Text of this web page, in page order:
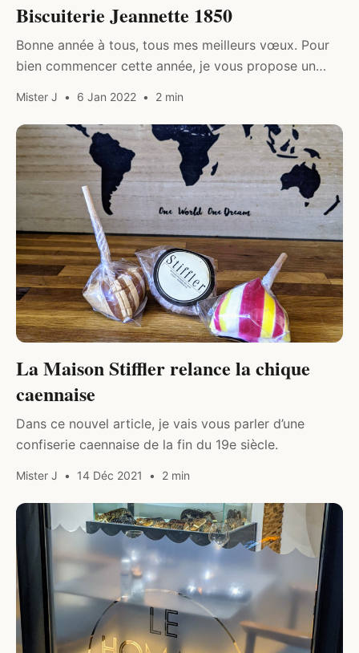
Biscuiterie Jeannette 1850
Bonne année à tous, tous mes meilleurs vœux. Pour
bien commencer cette année, je vous propose un
Mister J 6 Jan 2022 2 min
DIVERS
La Maison Stiffler relance la chique
caennaise
Dans ce nouvel article, je vais vous parler d’une
confiserie caennaise de la fin du 19e siècle.
Mister J 14 Déc 2021 2 min
DRINK & FOOD